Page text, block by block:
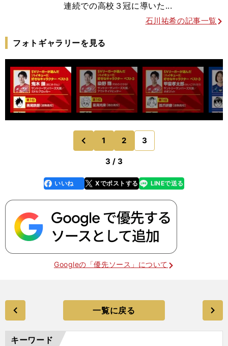
連続での高校３冠に導いた...
石川祐希の記事一覧
フォトギャラリーを見る
のページへ
1 2 3
3 / 3
faceboo
k
いいね Xでポストする
line LINEで送る
Googleの「優先ソース」について
一覧に戻る
キーワード